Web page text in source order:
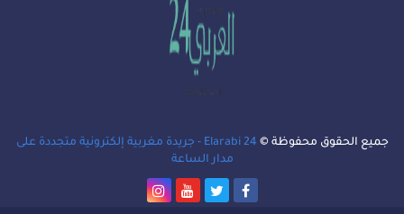
جميع الحقوق محفوظة ©
Elarabi 24 - جريدة مغربية إلكترونية متجددة على
مدار الساعة